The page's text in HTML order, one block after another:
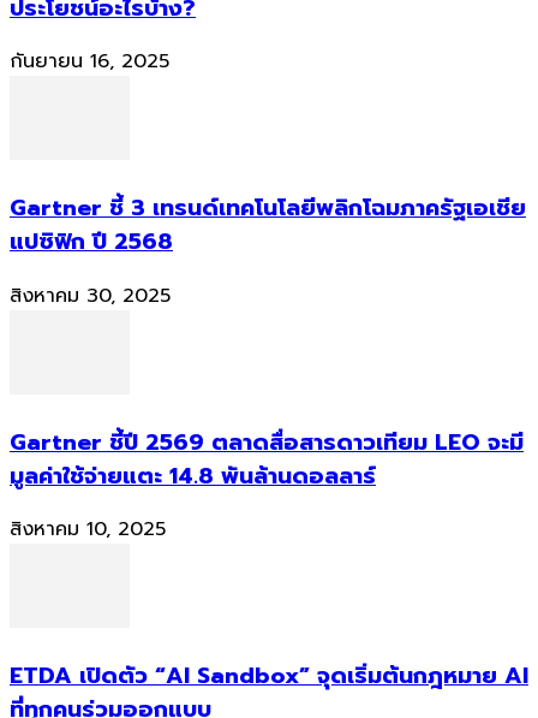
ประโยชน์อะไรบ้าง?
กันยายน 16, 2025
Gartner ชี้ 3 เทรนด์เทคโนโลยีพลิกโฉมภาครัฐเอเชีย
แปซิฟิก ปี 2568
สิงหาคม 30, 2025
Gartner ชี้ปี 2569 ตลาดสื่อสารดาวเทียม LEO จะมี
มูลค่าใช้จ่ายแตะ 14.8 พันล้านดอลลาร์
สิงหาคม 10, 2025
ETDA เปิดตัว “AI Sandbox” จุดเริ่มต้นกฎหมาย AI
ที่ทุกคนร่วมออกแบบ